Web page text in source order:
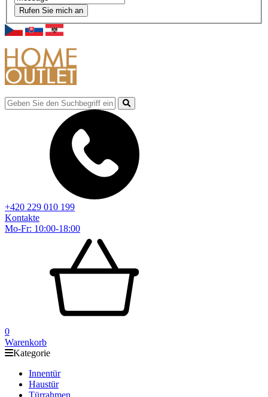
Rufen Sie mich an
+420 229 010 199
Kontakte
Mo-Fr: 10:00-18:00
0
Warenkorb
Kategorie
Innentür
Haustür
Türrahmen